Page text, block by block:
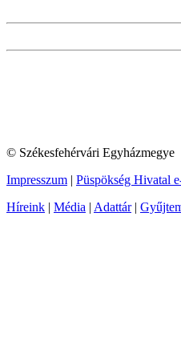
© Székesfehérvári Egyházmegye
Impresszum | Püspökség Hivatal
Híreink | Média | Adattár|